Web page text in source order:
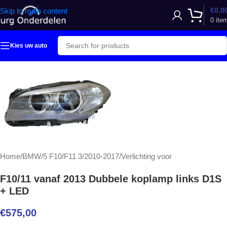
Skip to main content
0
€
Kies uw auto
Home/BMW/5 F10/F11 3/2010-2017/Verlichting voor
F10/11 vanaf 2013 Dubbele koplamp links D1S
+ LED
€575,00